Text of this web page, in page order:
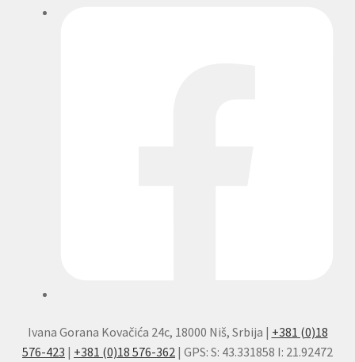
Ivana Gorana Kovačića 24c, 18000 Niš, Srbija | +381 (0)18
576-423 | +381 (0)18 576-362 | GPS: S: 43.331858 I: 21.92472